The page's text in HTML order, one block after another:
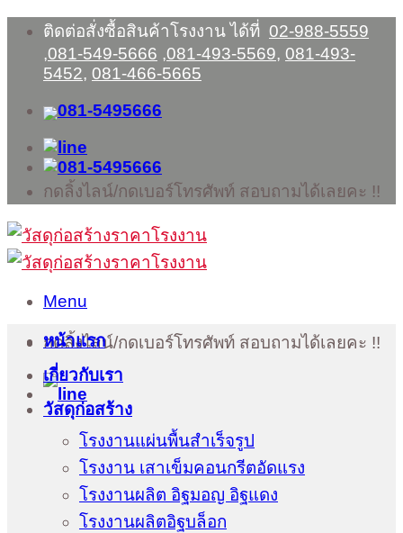
Skip
content
ติดต่อสั่งซื้อสินค้าโรงงาน ได้ที่ 02-988-5559
,081-549-5666 ,081-493-5569, 081-493-
5452, 081-466-5665
กดลิ้งไลน์/กดเบอร์โทรศัพท์ สอบถามได้เลยคะ !!
Menu
กดลิ้งไลน์/กดเบอร์โทรศัพท์ สอบถามได้เลยคะ !!
หน้าแรก
เกี่ยวกับเรา
วัสดุก่อสร้าง
โรงงานแผ่นพื้นสำเร็จรูป
โรงงาน เสาเข็มคอนกรีตอัดแรง
โรงงานผลิต อิฐมอญ อิฐแดง
โรงงานผลิตอิฐบล็อก